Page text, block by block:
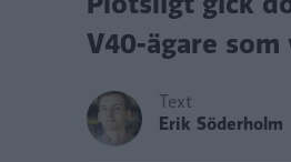
V40-ägare
Text
Erik Söderholm